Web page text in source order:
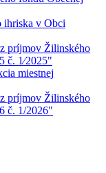
ihriska v Obci
príjmov Žilinského
č. 1⁄2025"
miestnej
príjmov Žilinského
č. 1/2026"